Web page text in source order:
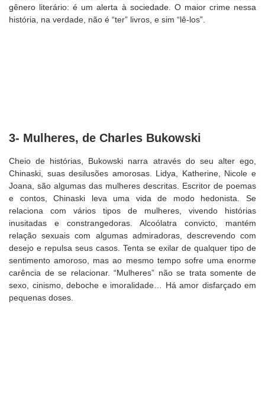
gênero literário: é um alerta à sociedade. O maior crime nessa
história, na verdade, não é “ter” livros, e sim “lê-los”.
3- Mulheres, de Charles Bukowski
Cheio de histórias, Bukowski narra através do seu alter ego,
Chinaski, suas desilusões amorosas. Lidya, Katherine, Nicole e
Joana, são algumas das mulheres descritas. Escritor de poemas
e contos, Chinaski leva uma vida de modo hedonista. Se
relaciona com vários tipos de mulheres, vivendo histórias
inusitadas e constrangedoras. Alcoólatra convicto, mantém
relação sexuais com algumas admiradoras, descrevendo com
desejo e repulsa seus casos. Tenta se exilar de qualquer tipo de
sentimento amoroso, mas ao mesmo tempo sofre uma enorme
carência de se relacionar. “Mulheres” não se trata somente de
sexo, cinismo, deboche e imoralidade… Há amor disfarçado em
pequenas doses.